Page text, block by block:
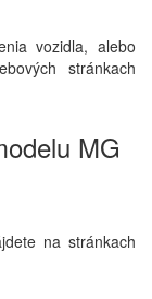
vozidla, alebo
stránkach
MG
na stránkach